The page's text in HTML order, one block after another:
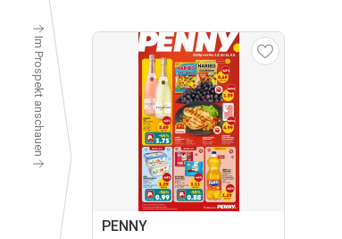
Im Prospekt anschauen
PENNY